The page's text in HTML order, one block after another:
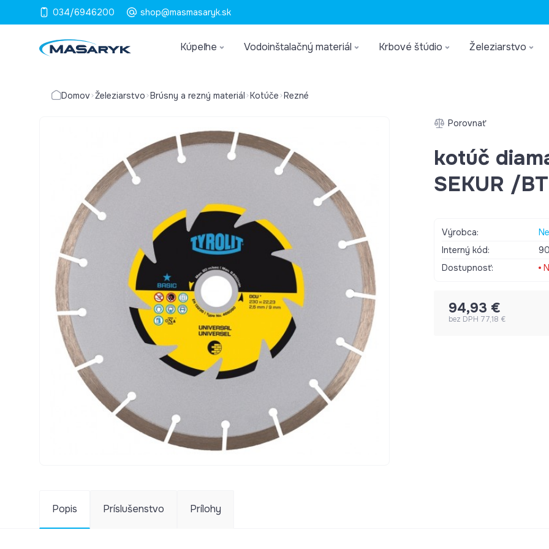
034/6946200 shop@masmasaryk.sk
Kúpeľne Vodoinštalačný materiál Krbové štúdio Železiarstvo
Domov Železiarstvo Brúsny a rezný materiál Kotúče Rezné
Porovnať
kotúč
SEKUR /
Výrobca:
Interný kód:
Dostupnosť:
94,93 €
bez DPH 77,18 €
Popis Príslušenstvo Prílohy